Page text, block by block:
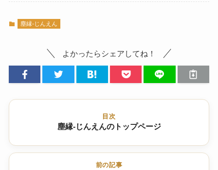
塵縁-じんえん
よかったらシェアしてね！
目次
塵縁-じんえんのトップページ
前の記事